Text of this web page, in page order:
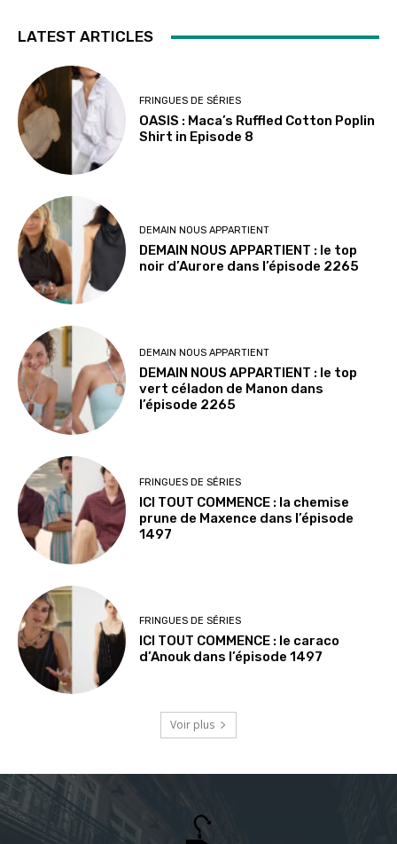
LATEST ARTICLES
FRINGUES DE SÉRIES
OASIS : Maca’s Ruffled Cotton Poplin
Shirt in Episode 8
DEMAIN NOUS APPARTIENT
DEMAIN NOUS APPARTIENT : le top
noir d’Aurore dans l’épisode 2265
DEMAIN NOUS APPARTIENT
DEMAIN NOUS APPARTIENT : le top
vert céladon de Manon dans
l’épisode 2265
FRINGUES DE SÉRIES
ICI TOUT COMMENCE : la chemise
prune de Maxence dans l’épisode
1497
FRINGUES DE SÉRIES
ICI TOUT COMMENCE : le caraco
d’Anouk dans l’épisode 1497
Voir plus